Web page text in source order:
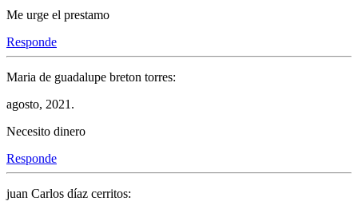
Me urge el prestamo
Responde
Maria de guadalupe breton torres:
agosto, 2021.
Necesito dinero
Responde
juan Carlos díaz cerritos: